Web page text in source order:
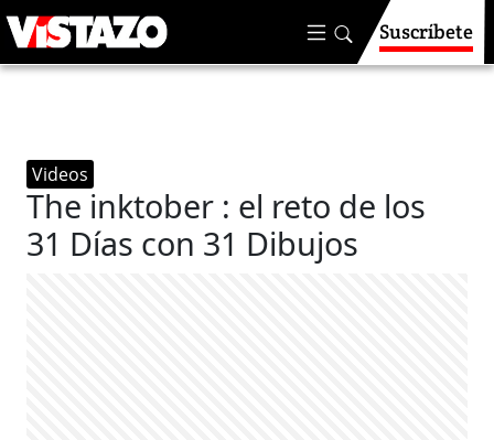
Suscríbete
Videos
The inktober : el reto de los
31 Días con 31 Dibujos